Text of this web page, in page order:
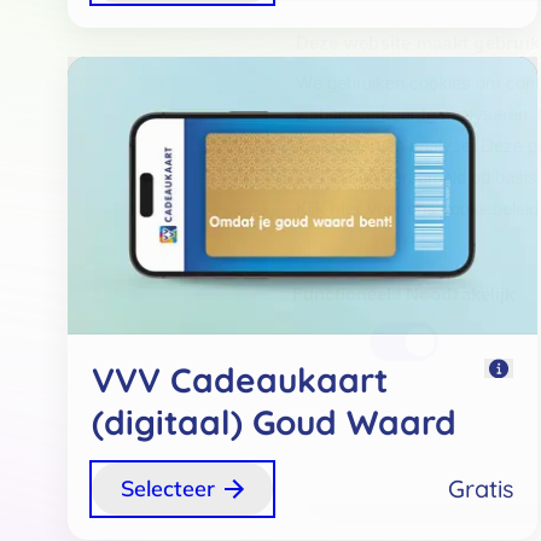
websiteverkeer te analyseren.
adverteren en analyse. Deze
ze hebben verzameld op
voor ons cookiebeleid.
Toestemmingsselectie
Functioneel / Noodzakelijk
VVV Cadeaukaart
(digitaal) Goud Waard